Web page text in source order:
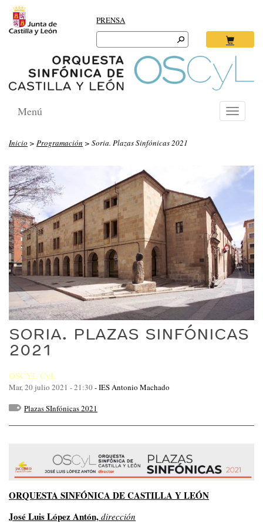
PRENSA
Search
for:
Toggle
Menú
Inicio > Programación > Soria. Plazas Sinfónicas 2021
SORIA. PLAZAS SINFÓNICAS
2021
OSCYL CyL
Mar, 20 julio 2021 - 21:30-IES Antonio Machado
Plazas SInfónicas 2021
ORQUESTA SINFÓNICA DE CASTILLA Y LEÓN
José Luis López Antón, dirección